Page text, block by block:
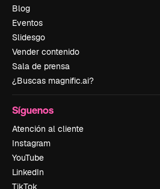
Blog
Eventos
Slidesgo
Vender contenido
Sala de prensa
¿Buscas magnific.ai?
Síguenos
Atención al cliente
Instagram
YouTube
LinkedIn
TikTok